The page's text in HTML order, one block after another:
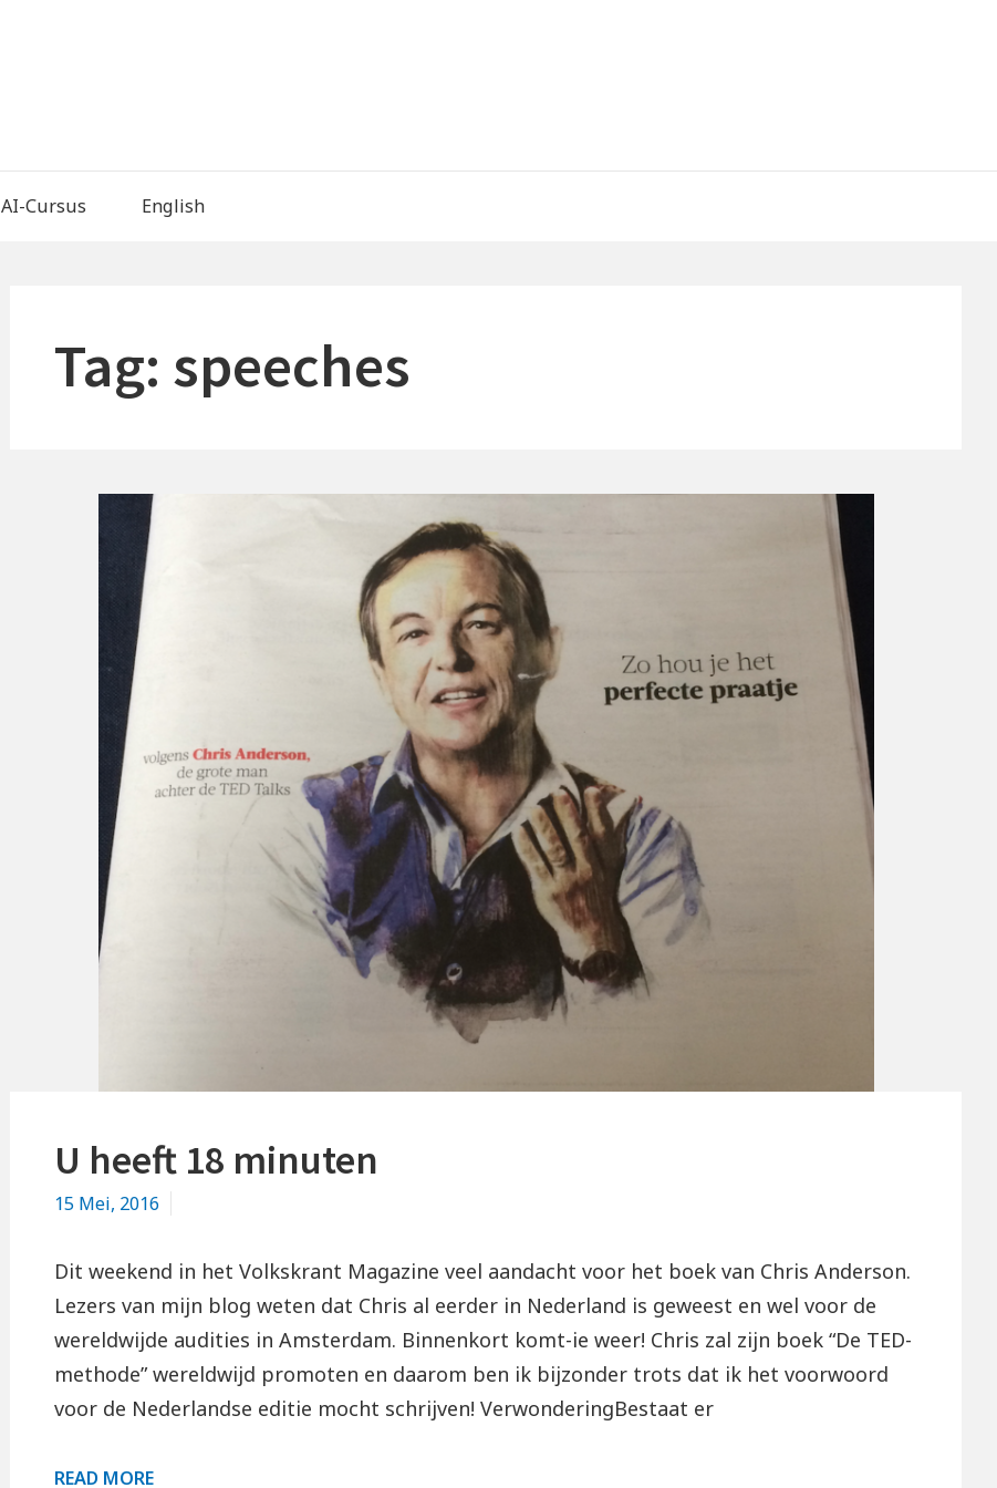
AI-Cursus English
Tag: speeches
U heeft 18 minuten
15 Mei, 2016
Dit weekend in het Volkskrant Magazine veel aandacht voor het boek van Chris Anderson.
Lezers van mijn blog weten dat Chris al eerder in Nederland is geweest en wel voor de
wereldwijde audities in Amsterdam. Binnenkort komt-ie weer! Chris zal zijn boek “De TED-
methode” wereldwijd promoten en daarom ben ik bijzonder trots dat ik het voorwoord
voor de Nederlandse editie mocht schrijven! VerwonderingBestaat er
READ MOREU